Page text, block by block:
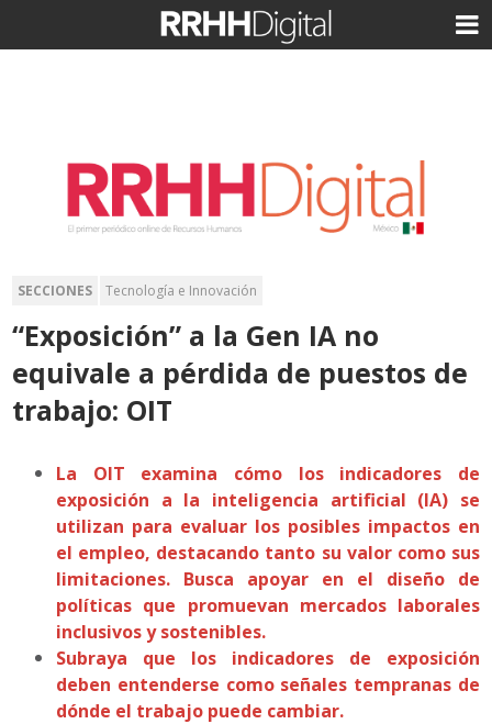
SECCIONES Tecnología e Innovación
“Exposición” a la Gen IA no
equivale a pérdida de puestos de
trabajo: OIT
La OIT examina cómo los indicadores de
exposición a la inteligencia artificial (IA) se
utilizan para evaluar los posibles impactos en
el empleo, destacando tanto su valor como sus
limitaciones. Busca apoyar en el diseño de
políticas que promuevan mercados laborales
inclusivos y sostenibles.
Subraya que los indicadores de exposición
deben entenderse como señales tempranas de
dónde el trabajo puede cambiar.